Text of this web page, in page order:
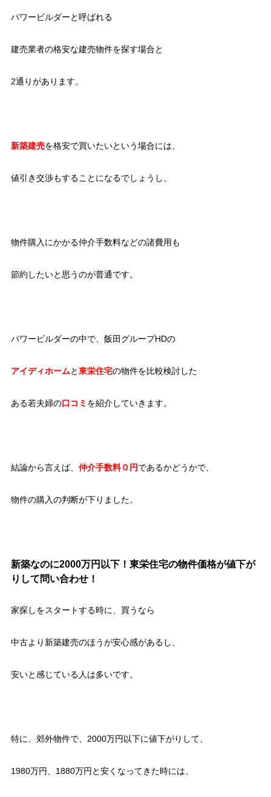
パワービルダーと呼ばれる
建売業者の格安な建売物件を探す場合と
2通りがあります。
新築建売を格安で買いたいという場合には、
値引き交渉もすることになるでしょうし、
物件購入にかかる仲介手数料などの諸費用も
節約したいと思うのが普通です。
パワービルダーの中で、飯田グループHDの
アイディホームと東栄住宅の物件を比較検討した
ある若夫婦の口コミ を紹介していきます。
結論から言えば、 仲介手数料０円であるかどうかで、
物件の購入の判断が下りました。
新築なのに2000万円以下！東栄住宅の物件価格が値下が
りして問い合わせ！
家探しをスタートする時に、買うなら
中古より新築建売のほうが安心感があるし、
安いと感じている人は多いです。
特に、郊外物件で、2000万円以下に値下がりして、
1980万円、1880万円と安くなってきた時には、